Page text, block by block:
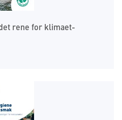
rene for klimaet-